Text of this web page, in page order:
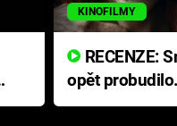
KINOFILMY
opět
přichází s